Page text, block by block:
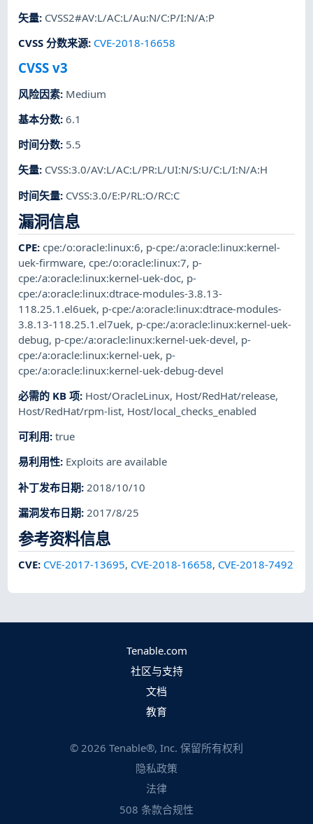
矢量: CVSS2#AV:L/AC:L/Au:N/C:P/I:N/A:P
CVSS 分数来源: CVE-2018-16658
CVSS v3
风险因素: Medium
基本分数:6.1
时间分数: 5.5
矢量: CVSS:3.0/AV:L/AC:L/PR:L/UI:N/S:U/C:L/I:N/A:H
时间矢量: CVSS:3.0/E:P/RL:O/RC:C
漏洞信息
CPE:cpe:/o:oracle:linux:6, p-cpe:/a:oracle:linux:kernel-
uek-firmware,cpe:/o:oracle:linux:7, p-
cpe:/a:oracle:linux:kernel-uek-doc, p-
cpe:/a:oracle:linux:dtrace-modules-3.8.13-
118.25.1.el6uek, p-cpe:/a:oracle:linux:dtrace-modules-
3.8.13-118.25.1.el7uek, p-cpe:/a:oracle:linux:kernel-uek-
debug, p-cpe:/a:oracle:linux:kernel-uek-devel, p-
cpe:/a:oracle:linux:kernel-uek, p-
cpe:/a:oracle:linux:kernel-uek-debug-devel
必需的 KB 项: Host/OracleLinux, Host/RedHat/release,
Host/RedHat/rpm-list, Host/local_checks_enabled
可利用:true
易利用性: Exploits are available
补丁发布日期: 2018/10/10
漏洞发布日期:2017/8/25
参考资料信息
CVE: CVE-2017-13695, CVE-2018-16658, CVE-2018-7492
Tenable.com
社区与支持
文档
教育
© 2026 Tenable®, Inc. 保留所有权利
隐私政策
法律
508 条款合规性